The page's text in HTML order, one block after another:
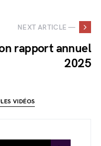
NEXT ARTICLE —
rapport annuel
2025
VIDÉOS